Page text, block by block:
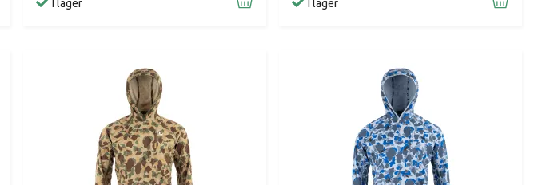
I lager I lager